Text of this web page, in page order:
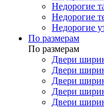
Недорогие
Недорогие
Недорогие
По размерам
По размерам
Двери
Двери
Двери
Двери
Двери